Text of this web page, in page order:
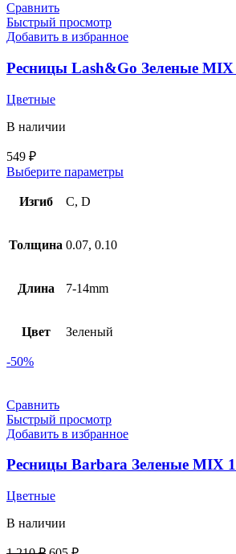
Сравнить
Быстрый просмотр
Добавить в избранное
Ресницы Lash&Go Зеленые
Цветные
В наличии
549 ₽
Выберите параметры
Изгиб C, D
Толщина 0.07, 0.10
Длина 7-14mm
Цвет Зеленый
-50%
Сравнить
Быстрый просмотр
Добавить в избранное
Ресницы Barbara Зеленые MIX
Цветные
В наличии